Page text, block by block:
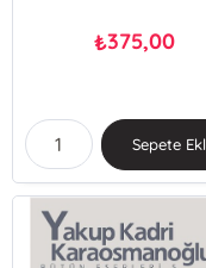
₺375,00
Sepete